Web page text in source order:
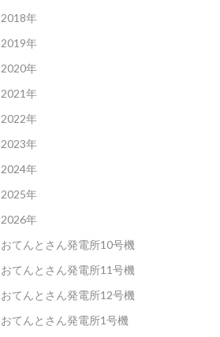
2018年
2019年
2020年
2021年
2022年
2023年
2024年
2025年
2026年
おてんとさん発電所10号機
おてんとさん発電所11号機
おてんとさん発電所12号機
おてんとさん発電所1号機